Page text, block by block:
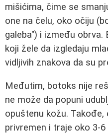
mišićima, čime se
one na čelu, oko očiju
galeba") i između obrva.
koji žele da izgledaju
vidljivih znakova da su
Međutim, botoks nije
ne može da popuni
opuštenu kožu.
privremen i traje oko 3-